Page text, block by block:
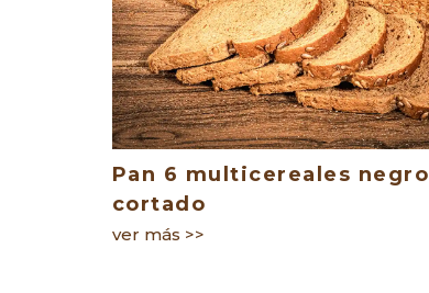
Pan 6 multicereales negro
cortado
ver más >>